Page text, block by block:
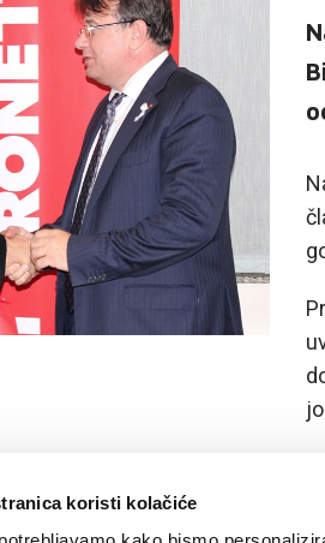
koristi kolačiće